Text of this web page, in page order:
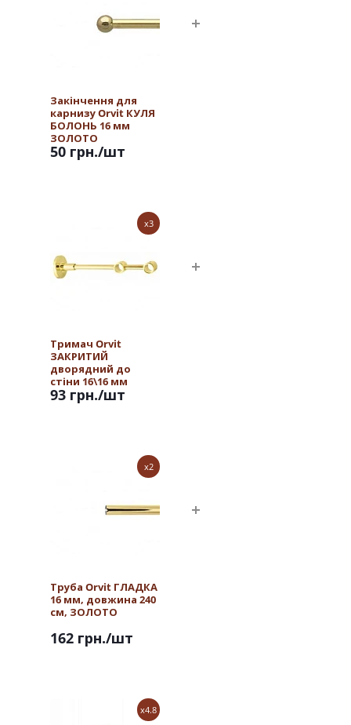
Закінчення для
карнизу Orvit КУЛЯ
БОЛОНЬ 16 мм
ЗОЛОТО
50 грн./шт
x3
Тримач Orvit
ЗАКРИТИЙ
дворядний до
стіни 16\16 мм
ЗОЛОТО
93 грн./шт
x2
Труба Orvit ГЛАДКА
16 мм, довжина 240
см, ЗОЛОТО
162 грн./шт
x4.8